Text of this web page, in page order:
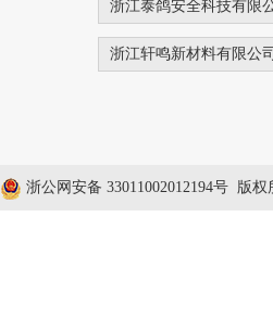
浙江泰鸽安全科技有限
浙江轩鸣新材料有限公司
浙公网安备 33011002012194号 版权